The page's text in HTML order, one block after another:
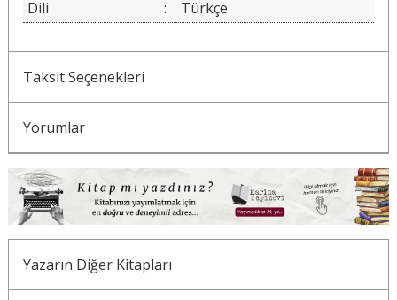
Dili
: Türkçe
Taksit Seçenekleri
Yorumlar
Yazarın Diğer Kitapları